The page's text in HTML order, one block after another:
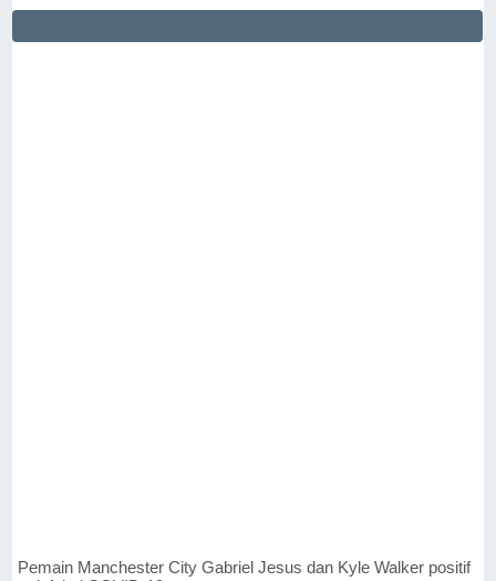
Pemain Manchester City Gabriel Jesus dan Kyle Walker positif